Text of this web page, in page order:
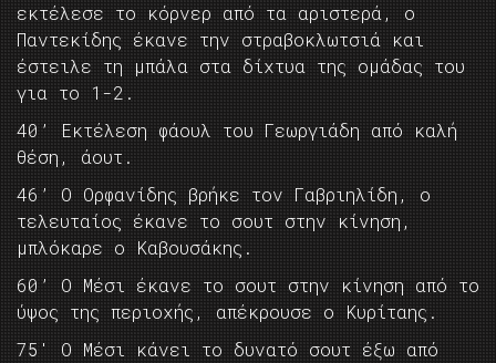
εκτέλεσε το κόρνερ από τα αριστερά, ο
Παντεκίδης έκανε την στραβοκλωτσιά και
έστειλε τη μπάλα στα δίχτυα της ομάδας του
για το 1-2.
40’ Εκτέλεση φάουλ του Γεωργιάδη από καλή
θέση, άουτ.
46’ Ο Ορφανίδης βρήκε τον Γαβριηλίδη, ο
τελευταίος έκανε το σουτ στην κίνηση,
μπλόκαρε ο Καβουσάκης.
60’ Ο Μέσι έκανε το σουτ στην κίνηση από το
ύψος της περιοχής, απέκρουσε ο Κυρίταης.
75′ O Mέσι κάνει το δυνατό σουτ έξω από